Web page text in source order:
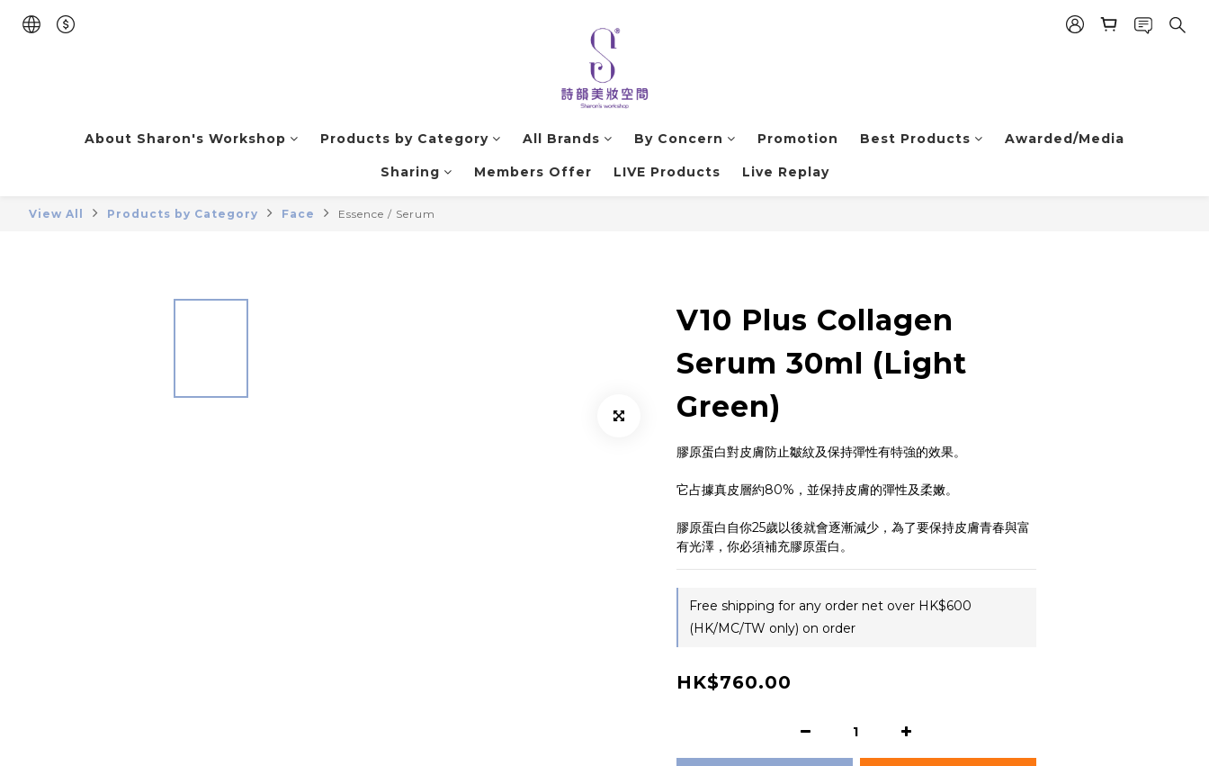
About Sharon's Workshop Products by Category All Brands By Concern Promotion Best Products Awarded/Media
Sharing Members Offer LIVE Products Live Replay
View All Products by Category Face Essence / Serum
V10 Plus Collagen
Serum 30ml (Light
Green)
膠原蛋白對皮膚防止皺紋及保持彈性有特強的效果。
它占據真皮層約80%，並保持皮膚的彈性及柔嫩。
膠原蛋白自你25歲以後就會逐漸減少，為了要保持皮膚青春與富
有光澤，你必須補充膠原蛋白。
Free shipping for any order net over HK$600
(HK/MC/TW only) on order
HK$760.00